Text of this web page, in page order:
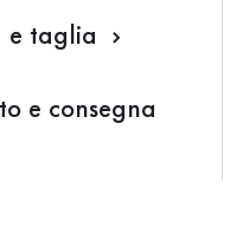
e taglia
e consegna